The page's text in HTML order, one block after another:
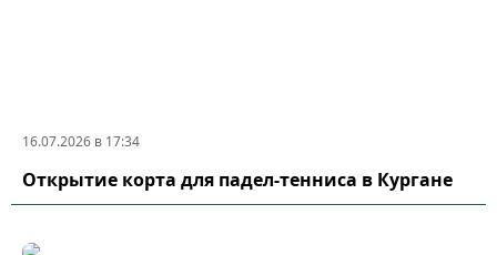
16.07.2026 в 17:34
Открытие корта для падел-тенниса в Кургане